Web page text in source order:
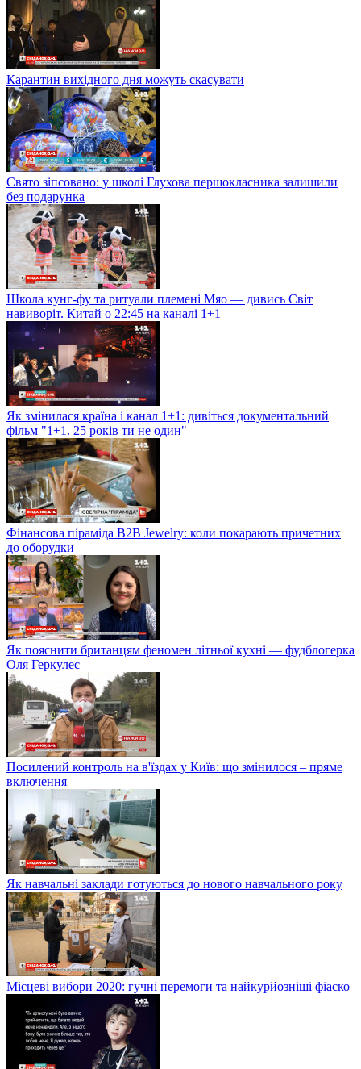
Карантин вихідного дня можуть скасувати
Свято зіпсовано: у школі Глухова першокласника залишили
без подарунка
Школа кунг-фу та ритуали племені Мяо — дивись Світ
навиворіт. Китай о 22:45 на каналі 1+1
Як змінилася країна і канал 1+1: дивіться документальний
фільм "1+1. 25 років ти не один"
Фінансова піраміда B2B Jewelry: коли покарають причетних
до оборудки
Як пояснити британцям феномен літньої кухні — фудблогерка
Оля Геркулес
Посилений контроль на в'їздах у Київ: що змінилося – пряме
включення
Як навчальні заклади готуються до нового навчального року
Місцеві вибори 2020: гучні перемоги та найкурйозніші фіаско